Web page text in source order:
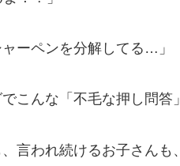
ーペンを分解してる…」
こんな「不毛な押し問答
言われ続けるお子さんも